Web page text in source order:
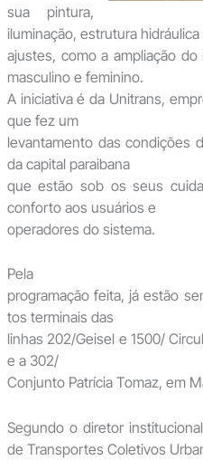
sua pintura,
iluminação, estrutura
ajustes, como a ampliação
masculino e feminino.
A iniciativa é da Unitrans,
que fez um
levantamento das condições
da capital paraibana
que estão sob os seus
conforto aos usuários e
operadores do sistema.
Pela
programação feita, já estão
tos terminais das
linhas 202/Geisel e 1500/
e a 302/
Conjunto Patrícia Tomaz, em
Segundo o diretor
de Transportes Coletivos